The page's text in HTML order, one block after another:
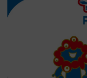
スとコラボ